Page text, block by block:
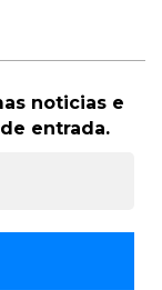
noticias e
entrada.